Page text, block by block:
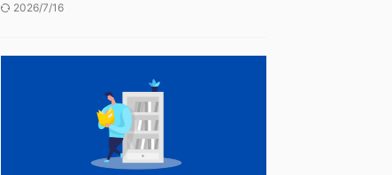
2026/7/16